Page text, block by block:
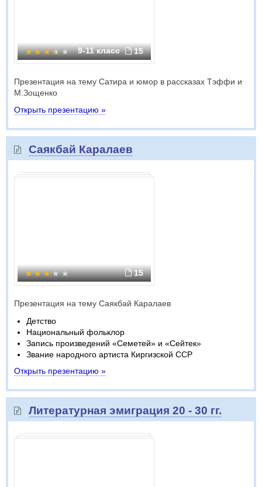
9-11 класс 15
Презентация на тему Сатира и юмор в рассказах Тэффи и
М.Зощенко
Открыть презентацию »
Саякбай Каралаев
15
Презентация на тему Саякбай Каралаев
Детство
Национальный фольклор
Запись произведений «Семетей» и «Сейтек»
Звание народного артиста Киргизской ССР
Открыть презентацию »
Литературная эмиграция 20 - 30 гг.